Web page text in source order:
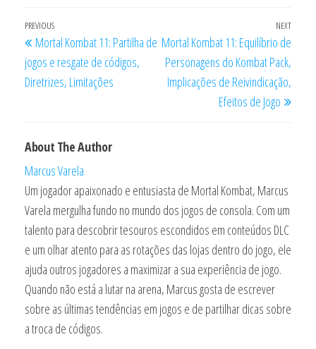
Post
navigation
Previous
Post
PREVIOUS
Mortal Kombat 11: Partilha de
jogos e resgate de códigos,
Diretrizes, Limitações
Next
NEXT
Mortal Kombat 11: Equilíbrio de
Personagens do Kombat Pack,
Implicações de Reivindicação,
Efeitos de Jogo
About The Author
Marcus Varela
Um jogador apaixonado e entusiasta de Mortal Kombat, Marcus
Varela mergulha fundo no mundo dos jogos de consola. Com um
talento para descobrir tesouros escondidos em conteúdos DLC
e um olhar atento para as rotações das lojas dentro do jogo, ele
ajuda outros jogadores a maximizar a sua experiência de jogo.
Quando não está a lutar na arena, Marcus gosta de escrever
sobre as últimas tendências em jogos e de partilhar dicas sobre
a troca de códigos.